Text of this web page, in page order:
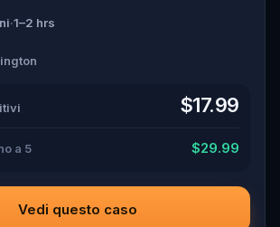
boyfriend? Percy, the ghost tour
the real murderer before they strike
·1–2 hrs
$17.99
a 5 $29.99
Vedi questo caso